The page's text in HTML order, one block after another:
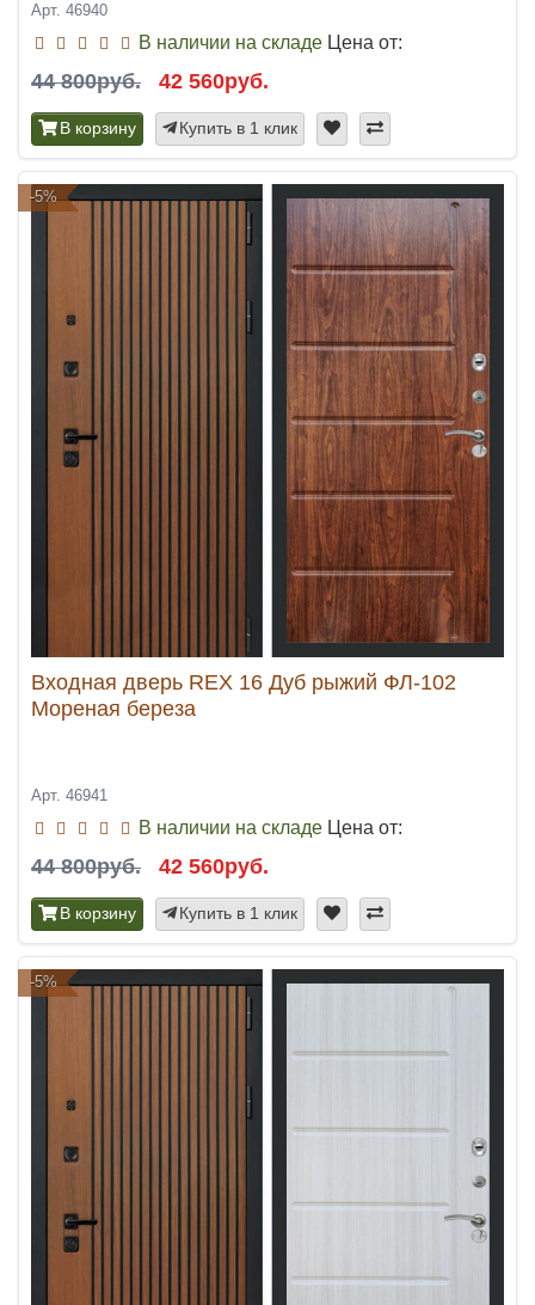
Арт. 46940
В наличии на складе Цена от:
44 800руб. 42 560руб.
В корзину Купить в 1 клик
-5%
Входная дверь REX 16 Дуб рыжий ФЛ-102
Мореная береза
Арт. 46941
В наличии на складе Цена от:
44 800руб. 42 560руб.
В корзину Купить в 1 клик
-5%